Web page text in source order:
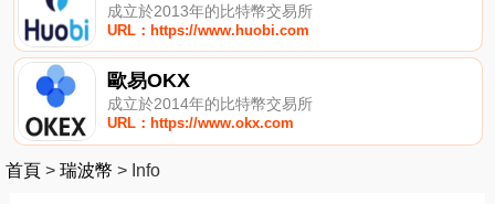
成立於2013年的比特幣交易所
URL：https://www.huobi.com
歐易OKX
成立於2014年的比特幣交易所
URL：https://www.okx.com
首頁 > 瑞波幣 > Info